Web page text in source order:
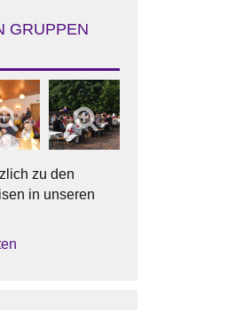
GRUPPEN
zu den
in unseren